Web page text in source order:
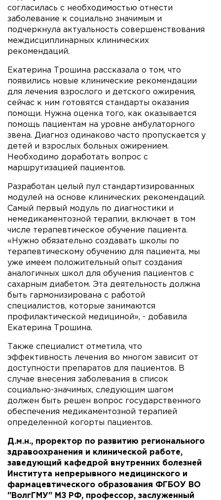
согласилась с необходимостью отнести
заболевание к социально значимым и
подчеркнула актуальность совершенствования
междисциплинарных клинических
рекомендаций.
Екатерина Трошина рассказала о том, что
появились новые клинические рекомендации
для лечения взрослого и детского ожирения,
сейчас к ним готовятся стандарты оказания
помощи. Нужна оценка того, как оказывается
помощь пациентам на уровне амбулаторного
звена. Диагноз одинаково часто пропускается у
детей и взрослых больных ожирением.
Необходимо доработать вопрос с
маршрутизацией пациентов.
Разработан целый пул стандартизированных
модулей на основе клинических рекомендаций.
Самый первый модуль по диагностики и
немедикаментозной терапии, включает в том
числе терапевтическое обучение пациента.
«Нужно обязательно создавать школы по
терапевтическому обучению для пациента, мы
уже имеем положительный опыт создания
аналогичных школ для обучения пациентов с
сахарным диабетом. Эта деятельность должна
быть гармонизирована с работой
специалистов, которые занимаются
профилактической медициной», - добавила
Екатерина Трошина.
Также специалист отметила, что
эффективность лечения во многом зависит от
доступности препаратов для пациентов. В
случае внесения заболевания в список
социально-значимых, следующим шагом
должен быть решен вопрос государственного
обеспечения медикаментозной терапией
определенной когорты пациентов.
Д.м.н., проректор по развитию регионального
здравоохранения и клинической работе,
заведующий кафедрой внутренних болезней
Института непрерывного медицинского и
фармацевтического образования ФГБОУ ВО
"ВолгГМУ" МЗ РФ, профессор, заслуженный